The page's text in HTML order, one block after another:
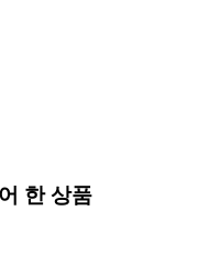
한 상품